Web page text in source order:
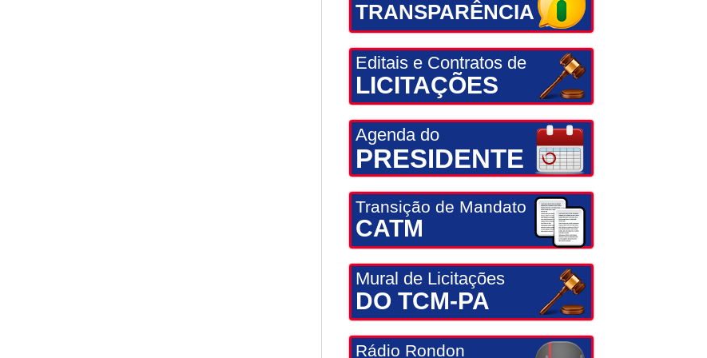
TRANSPARÊNCIA
Editais e Contratos de
LICITAÇÕES
Agenda do
PRESIDENTE
Transição de Mandato
CATM
Mural de Licitações
DO TCM-PA
Rádio Rondon